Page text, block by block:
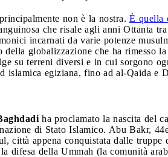
non è la nostra. È quella
che risale agli anni Ottanta
incarnati da varie potenze
globalizzazione che ha rimesso
su terreni diversi e in cui sorgono
islamica egiziana, fino ad al-Qaida e
ha proclamato la nascita del
di Stato Islamico. Abu Bakr,
città appena conquistata dalle
difesa della Ummah (la comunità